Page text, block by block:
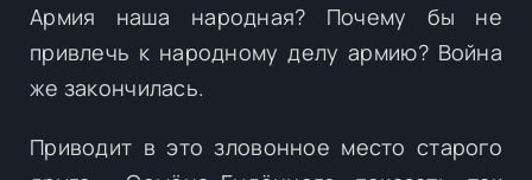
Армия наша народная? Почему бы не
привлечь к народному делу армию? Война
же закончилась.
Приводит в это зловонное место старого